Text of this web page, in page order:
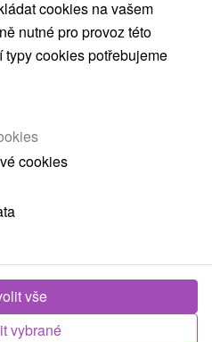
Potok
cookies na vašem
nutné pro provoz této
typy cookies potřebujeme
cookies
vybrané
vše